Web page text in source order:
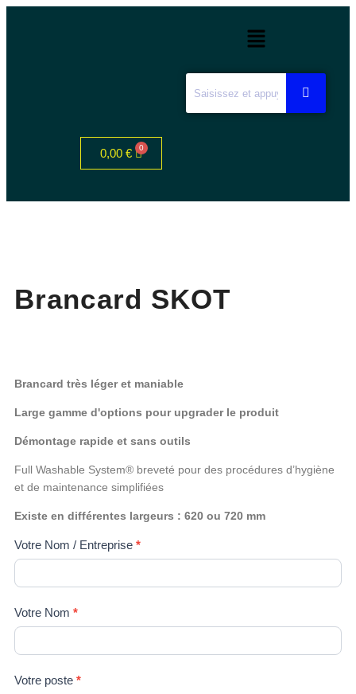
0,00 €
Brancard SKOT
Brancard très léger et maniable
Large gamme d'options pour upgrader le produit
Démontage rapide et sans outils
Full Washable System® breveté pour des procédures d’hygiène
et de maintenance simplifiées
Existe en différentes largeurs : 620 ou 720 mm
Produit sur
commande
Votre Nom / Entreprise *
Votre Nom *
Votre poste *